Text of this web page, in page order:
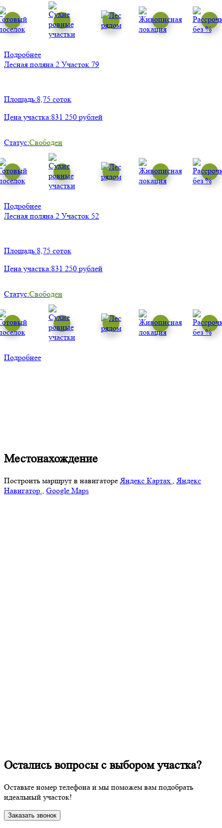
Подробнее
Лесная поляна 2 Участок 79
Площадь:8,75 соток
Цена участка:831 250 рублей
Статус:Свободен
Подробнее
Лесная поляна 2 Участок 52
Площадь:8,75 соток
Цена участка:831 250 рублей
Статус:Свободен
Подробнее
Местонахождение
Построить маршрут в навигатореЯндекс Картах ,Яндекс
Навигатор , Google Maps
Остались вопросы с выбором участка?
Оставьте номер телефона и мы поможем вам подобрать
идеальный участок!
Заказать звонок